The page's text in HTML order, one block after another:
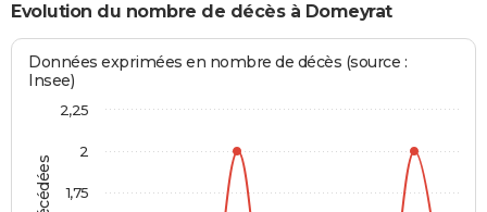
Evolution du nombre de décès à Domeyrat
Données exprimées en nombre de décès (source :
Insee)
1,75
2
2,25